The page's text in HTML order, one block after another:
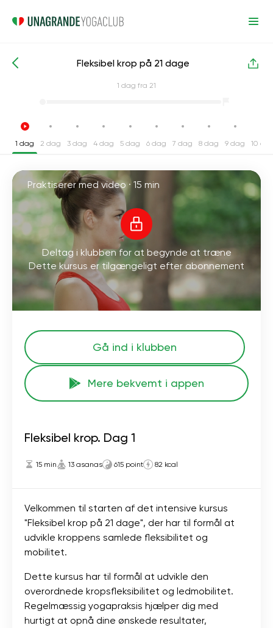
Intensive yogakurser Fleksibilitet
Fleksibel krop på 21 dage
1 dag fra 21
1 dag 2 dag 3 dag 4 dag 5 dag 6 dag 7 dag 8 dag 9 dag 10
Praktiserer med video · 15 min
Deltag i klubben for at begynde at træne
Dette kursus er tilgængeligt efter abonnement
Gå ind i klubben
Mere bekvemt i appen
Fleksibel krop. Dag 1
15 min 13 asanas 615 point 82 kcal
Velkommen til starten af ​​det intensive kursus
"Fleksibel krop på 21 dage", der har til formål at
udvikle kroppens samlede fleksibilitet og
mobilitet.
Dette kursus har til formål at udvikle den
overordnede kropsfleksibilitet og ledmobilitet.
Regelmæssig yogapraksis hjælper dig med
hurtigt at opnå dine ønskede resultater,